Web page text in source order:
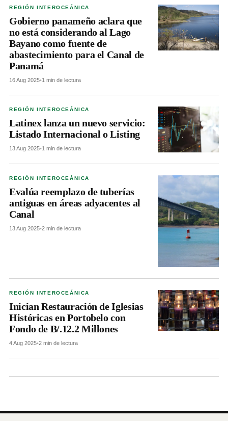
REGIÓN INTEROCEÁNICA
Gobierno panameño aclara que
no está considerando al Lago
Bayano como fuente de
abastecimiento para el Canal de
Panamá
16 Aug 2025•1 min de lectura
REGIÓN INTEROCEÁNICA
Latinex lanza un nuevo servicio:
Listado Internacional o Listing
13 Aug 2025•1 min de lectura
REGIÓN INTEROCEÁNICA
Evalúa reemplazo de tuberías
antiguas en áreas adyacentes al
Canal
13 Aug 2025•2 min de lectura
REGIÓN INTEROCEÁNICA
Inician Restauración de Iglesias
Históricas en Portobelo con
Fondo de B/.12.2 Millones
4 Aug 2025•2 min de lectura